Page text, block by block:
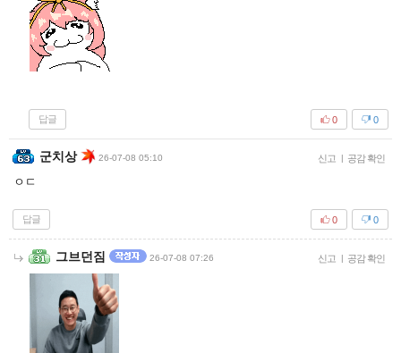
답글 0
0
군치상 26-07-08 05:10 신고 | 공감 확인
ㅇㄷ
답글 0
0
그브던짐 26-07-08 07:26 신고 | 공감 확인